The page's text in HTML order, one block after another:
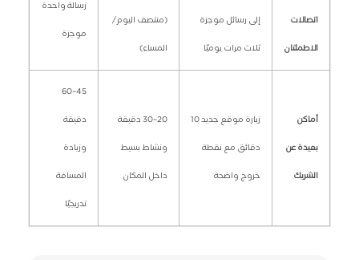
اتصالات
الاطمئنان
إلى رسائل موجزة
ثلاث مرات يوميًا
(منتصف اليوم/
المساء)
رسالة واحدة
موجزة
أماكن
بعيدة عن
الشريك
زيارة موقع جديد 10
دقائق مع نقطة
خروج واضحة
20–30 دقيقة
ونشاط بسيط
داخل المكان
45–60
دقيقة
وزيادة
المسافة
تدريجيًا